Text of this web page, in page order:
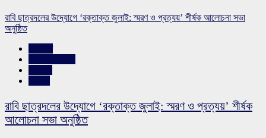
রাবি ছাত্রদলের উদ্যোগে ‘রক্তাক্ত জুলাই: স্মরণ ও প্রত্যয়’ শীর্ষক আলোচনা সভা
অনুষ্ঠিত
রাবি ছাত্রদলের উদ্যোগে ‘রক্তাক্ত জুলাই: স্মরণ ও প্রত্যয়’ শীর্ষক
আলোচনা সভা অনুষ্ঠিত